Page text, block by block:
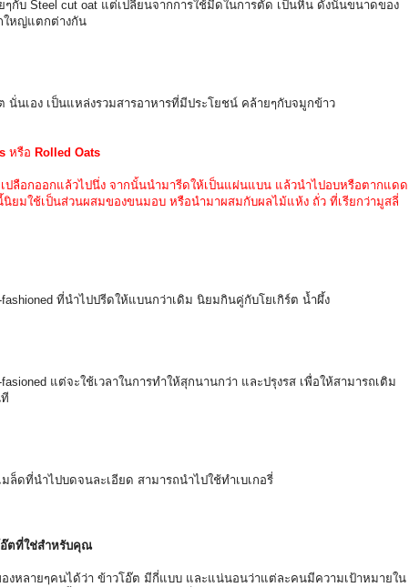
Steel cut oat แต่เปลี่ยนจากการใช้มีดในการตัด เป็นหิน ดังนั้นขนาดของ
ใหญ่แตกต่างกัน
เอง เป็นแหล่งรวมสารอาหารที่มีประโยชน์ คล้ายๆกับจมูกข้าว
หรือ Rolled Oats
อกออกแล้วไปนึ่ง จากนั้นนำมารีดให้เป็นแผ่นแบน แล้วนำไปอบหรือตากแดด
ยมใช้เป็นส่วนผสมของขนมอบ หรือนำมาผสมกับผลไม้แห้ง ถั่ว ที่เรียกว่ามูสลี่
ที่นำไปปรีดให้แบนกว่าเดิม นิยมกินคู่กับโยเกิร์ต น้ำผึ้ง
แต่จะใช้เวลาในการทำให้สุกนานกว่า และปรุงรส เพื่อให้สามารถเติม
ที่นำไปบดจนละเอียด สามารถนำไปใช้ทำเบเกอรี่
อ๊ตที่ใช่สำหรับคุณ
ลายๆคนได้ว่า ข้าวโอ๊ต มีกี่แบบ และแน่นอนว่าแต่ละคนมีความเป้าหมายใน